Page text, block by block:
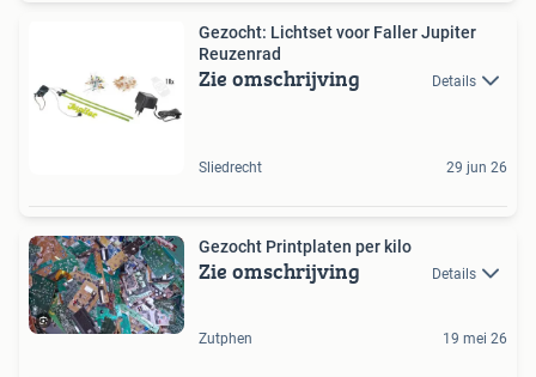
Gezocht: Lichtset voor Faller Jupiter
Reuzenrad
Zie omschrijving Details
Sliedrecht 29 jun 26
Gezocht Printplaten per kilo
Zie omschrijving Details
Zutphen 19 mei 26